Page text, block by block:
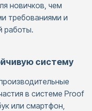
новичков, чем
требованиями и
работы.
систему
в системе Proof
или смартфон,